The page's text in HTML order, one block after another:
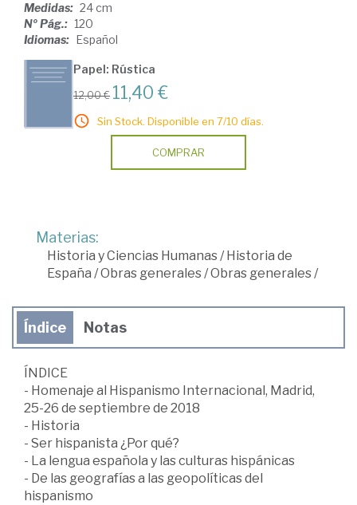
Medidas: 24 cm
Nº Pág.: 120
Idiomas: Español
Papel: Rústica
12,00 € 11,40 €
Sin Stock. Disponible en 7/10 días.
COMPRAR
Materias:
Historia y Ciencias Humanas/Historia de
España /Obras generales/Obras generales/
Índice Notas
ÍNDICE
- Homenaje al Hispanismo Internacional, Madrid,
25-26 de septiembre de 2018
- Historia
- Ser hispanista ¿Por qué?
- La lengua española y las culturas hispánicas
- De las geografías a las geopolíticas del
hispanismo